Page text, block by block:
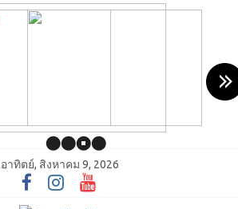
าทิตย์, สิงหาคม 9, 2026